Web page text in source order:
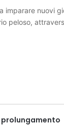
imparare nuovi
peloso,